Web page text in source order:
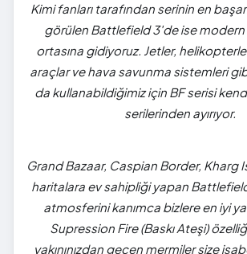
Kimi fanları tarafından serinin en
görülen Battlefield 3'de ise modern
ortasına gidiyoruz. Jetler,
araçlar ve hava savunma sistemleri
da kullanabildiğimiz için BF serisi
serilerinden ayırıyor.
Grand Bazaar, Caspian Border, Kharg
haritalara ev sahipliği yapan
atmosferini kanımca bizlere en iyi
Supression Fire (Baskı Ateşi)
yakınınızdan geçen mermiler size